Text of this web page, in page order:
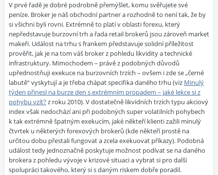
V prvé řadě je dobré podrobně přemýšlet, komu svěřujete své
peníze. Broker je náš obchodní partner a rozhodně to není tak, že by
si všichni byli rovni. Extrémně to platí v oblasti forexu, který
nepředstavuje burzovní trh a řada retail brokerů jsou zároveň market
makeři. Událost na trhu s frankem představuje solidní příležitost
prověřit, jak je na tom váš broker z pohledu likvidity a technické
infrastruktury. Mimochodem – právě z podobných důvodů
upřednostňuji exekuce na burzovních trzích – ovšem i zde se „černé
labutě“ vyskytují a je třeba chápat specifika daného trhu (viz Minulý
týden přinesl na burze den s extrémním propadem – jaké lekce si z
pohybu vzít?z roku 2010). V dostatečně likvidních trzích typu akciový
index však nedochází ani při podobných super volatilních pohybech
k tak extrémně špatným exekucím, jaké někteří klienti zažili minulý
čtvrtek u některých forexových brokerů (kde někteří prostě na
určitou dobu přestali fungovat a zcela exekuovat příkazy). Podobná
událost tedy jednoznačně poskytuje možnost podívat se na daného
brokera z pohledu vývoje v krizové situaci a vybrat si pro další
spolupráci takového, který si s daným riskem dobře poradil.